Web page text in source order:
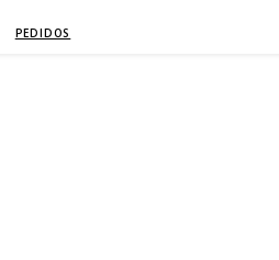
PEDIDOS